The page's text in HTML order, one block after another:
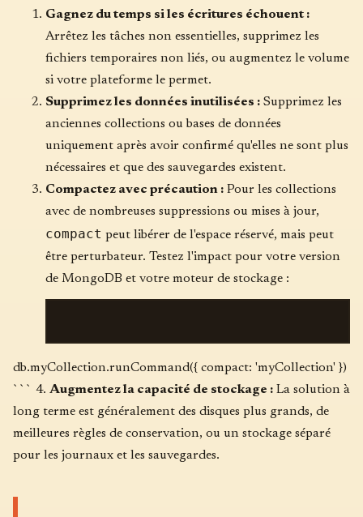
Gagnez du temps si les écritures échouent :
Arrêtez les tâches non essentielles, supprimez les
fichiers temporaires non liés, ou augmentez le volume
si votre plateforme le permet.
Supprimez les données inutilisées : Supprimez les
anciennes collections ou bases de données
uniquement après avoir confirmé qu'elles ne sont plus
nécessaires et que des sauvegardes existent.
Compactez avec précaution : Pour les collections
avec de nombreuses suppressions ou mises à jour,
compact peut libérer de l'espace réservé, mais peut
être perturbateur. Testez l'impact pour votre version
de MongoDB et votre moteur de stockage :
db.myCollection.runCommand({ compact: 'myCollection' })
``` 4. Augmentez la capacité de stockage : La solution à
long terme est généralement des disques plus grands, de
meilleures règles de conservation, ou un stockage séparé
pour les journaux et les sauvegardes.